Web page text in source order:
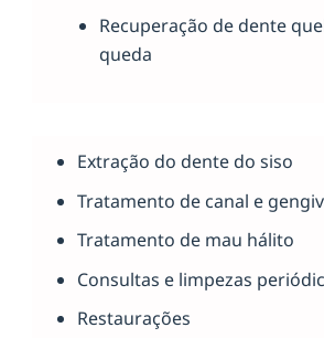
Recuperação de dente
queda
Extração do dente do siso
Tratamento de canal e
Tratamento de mau hálito
Consultas e limpezas
Restaurações